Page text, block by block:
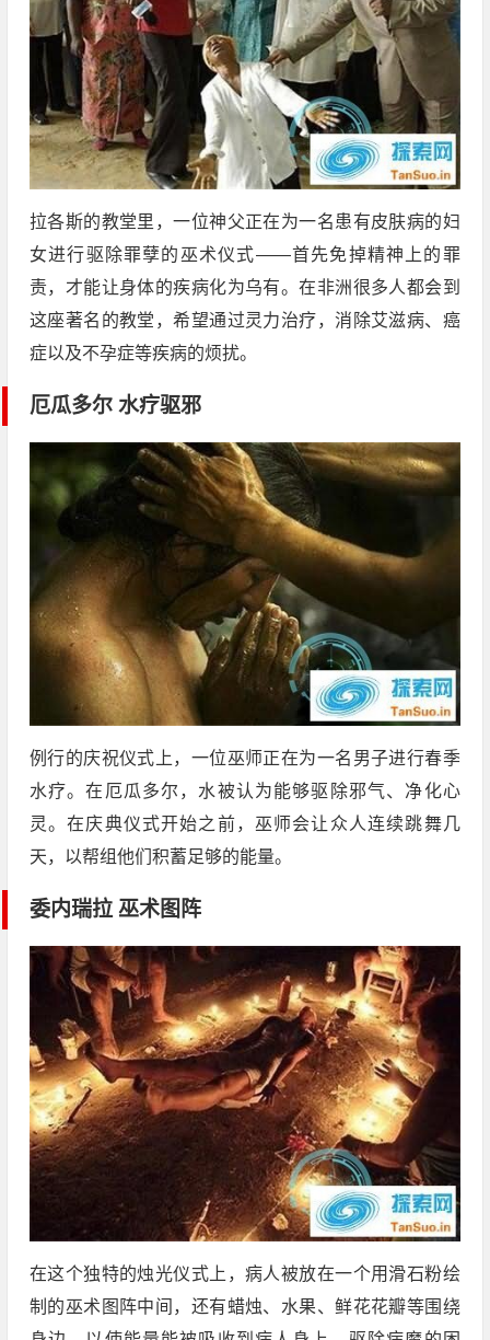
拉各斯的教堂里，一位神父正在为一名患有皮肤病的妇
女进行驱除罪孽的巫术仪式——首先免掉精神上的罪
责，才能让身体的疾病化为乌有。在非洲很多人都会到
这座著名的教堂，希望通过灵力治疗，消除艾滋病、癌
症以及不孕症等疾病的烦扰。
厄瓜多尔 水疗驱邪
例行的庆祝仪式上，一位巫师正在为一名男子进行春季
水疗。在厄瓜多尔，水被认为能够驱除邪气、净化心
灵。在庆典仪式开始之前，巫师会让众人连续跳舞几
天，以帮组他们积蓄足够的能量。
委内瑞拉 巫术图阵
在这个独特的烛光仪式上，病人被放在一个用滑石粉绘
制的巫术图阵中间，还有蜡烛、水果、鲜花花瓣等围绕